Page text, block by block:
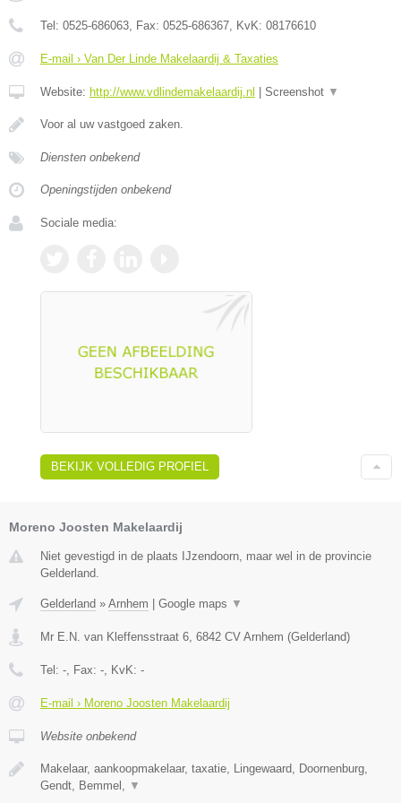
Tel: 0525-686063 , Fax: 0525-686367 , KvK: 08176610
E-mail › Van Der Linde Makelaardij & Taxaties
Website: http://www.vdlindemakelaardij.nl | Screenshot ▼
Voor al uw vastgoed zaken.
Diensten onbekend
Openingstijden onbekend
Sociale media:
BEKIJK VOLLEDIG PROFIEL
Moreno Joosten Makelaardij
Niet gevestigd in de plaats IJzendoorn, maar wel in de provincie
Gelderland.
Gelderland » Arnhem Google maps ▼
Mr E.N. van Kleffensstraat 6, 6842 CV Arnhem (Gelderland)
Tel: -, Fax: -, KvK: -
E-mail › Moreno Joosten Makelaardij
Website onbekend
Makelaar, aankoopmakelaar, taxatie, Lingewaard, Doornenburg,
Gendt, Bemmel, ▼